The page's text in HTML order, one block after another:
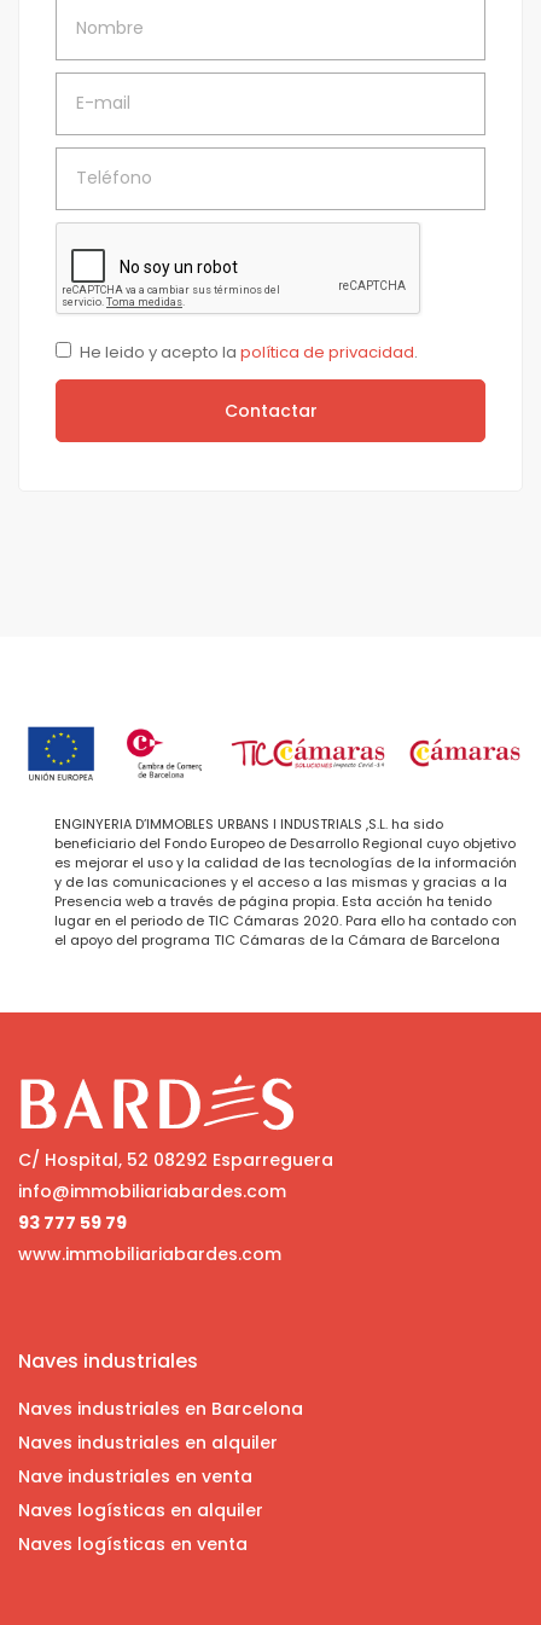
He leido y acepto la política de privacidad.
Contactar
ENGINYERIA D’IMMOBLES URBANS I INDUSTRIALS ,S.L. ha sido
beneficiario del Fondo Europeo de Desarrollo Regional cuyo objetivo
es mejorar el uso y la calidad de las tecnologías de la información
y de las comunicaciones y el acceso a las mismas y gracias a la
Presencia web a través de página propia. Esta acción ha tenido
lugar en el periodo de TIC Cámaras 2020. Para ello ha contado con
el apoyo del programa TIC Cámaras de la Cámara de Barcelona
C/ Hospital, 52 08292 Esparreguera
info@immobiliariabardes.com
93 777 59 79
www.immobiliariabardes.com
Naves industriales
Naves industriales en Barcelona
Naves industriales en alquiler
Nave industriales en venta
Naves logísticas en alquiler
Naves logísticas en venta